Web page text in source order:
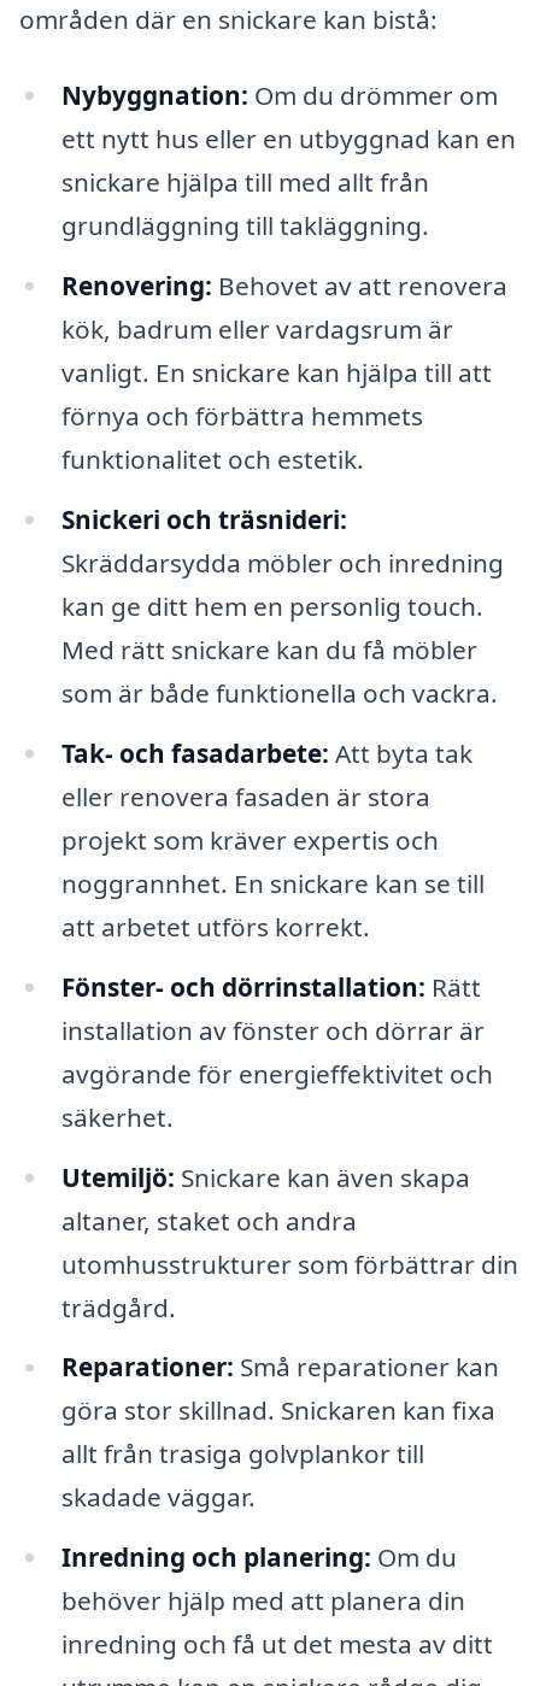
områden där en snickare kan bistå:
Nybyggnation: Om du drömmer om
ett nytt hus eller en utbyggnad kan en
snickare hjälpa till med allt från
grundläggning till takläggning.
Renovering: Behovet av att renovera
kök, badrum eller vardagsrum är
vanligt. En snickare kan hjälpa till att
förnya och förbättra hemmets
funktionalitet och estetik.
Snickeri och träsnideri:
Skräddarsydda möbler och inredning
kan ge ditt hem en personlig touch.
Med rätt snickare kan du få möbler
som är både funktionella och vackra.
Tak- och fasadarbete: Att byta tak
eller renovera fasaden är stora
projekt som kräver expertis och
noggrannhet. En snickare kan se till
att arbetet utförs korrekt.
Fönster- och dörrinstallation: Rätt
installation av fönster och dörrar är
avgörande för energieffektivitet och
säkerhet.
Utemiljö: Snickare kan även skapa
altaner, staket och andra
utomhusstrukturer som förbättrar din
trädgård.
Reparationer: Små reparationer kan
göra stor skillnad. Snickaren kan fixa
allt från trasiga golvplankor till
skadade väggar.
Inredning och planering: Om du
behöver hjälp med att planera din
inredning och få ut det mesta av ditt